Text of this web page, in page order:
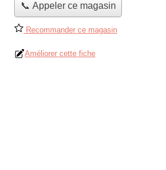
📞 Appeler ce magasin
Recommander ce magasin
Améliorer cette fiche